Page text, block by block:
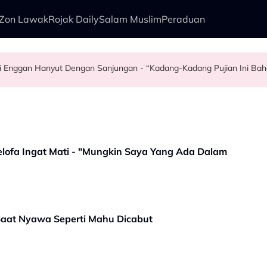
LawakRojak DailySalam MuslimPeraduan
DoktorHanyut Dengan Sanjungan - “Kadang-Kadang Pujian Ini
Peguam, Dakwa Masih Belum Dapat Hak - “Saya Dah Bagi
Ingat Mati - "Mungkin Saya Yang Ada Dalam
Nyawa Seperti Mahu Dicabut